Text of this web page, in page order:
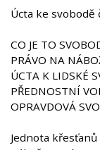
Úcta ke
CO JE TO
PRÁVO NA
ÚCTA K LIDSKÉ
PŘEDNOSTNÍ
OPRAVDOVÁ
Jednota